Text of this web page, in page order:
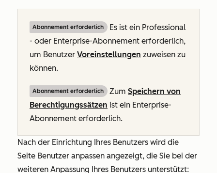
Abonnement erforderlich Es ist ein Professional
- oder Enterprise-Abonnement erforderlich,
um Benutzer Voreinstellungen zuweisen zu
können.
Abonnement erforderlich Zum Speichern von
Berechtigungssätzen ist ein Enterprise-
Abonnement erforderlich.
Nach der Einrichtung Ihres Benutzers wird die
Seite Benutzer anpassen angezeigt, die Sie bei der
weiteren Anpassung Ihres Benutzers unterstützt: